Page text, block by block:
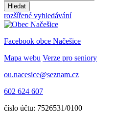
Hledat
rozšířené vyhledávání
Facebook obce Načešice
Mapa webu Verze pro seniory
ou.nacesice@seznam.cz
602 624 607
číslo účtu: 7526531/0100